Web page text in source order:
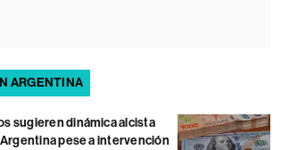
ARGENTINA
sugieren dinámica alcista
pese a intervención